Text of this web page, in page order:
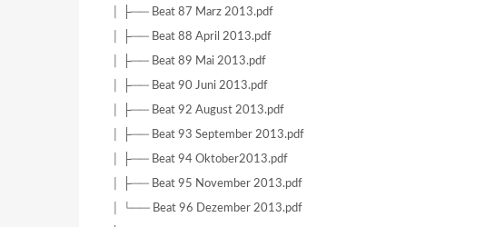
│ ├── Beat 87 Marz 2013.pdf
│ ├── Beat 88 April 2013.pdf
│ ├── Beat 89 Mai 2013.pdf
│ ├── Beat 90 Juni 2013.pdf
│ ├── Beat 92 August 2013.pdf
│ ├── Beat 93 September 2013.pdf
│ ├── Beat 94 Oktober2013.pdf
│ ├── Beat 95 November 2013.pdf
│ └── Beat 96 Dezember 2013.pdf